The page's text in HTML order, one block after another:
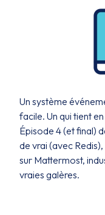
Un système
facile. Un qui tient
Épisode 4 (et final)
de vrai (avec
sur Mattermost,
vraies galères.